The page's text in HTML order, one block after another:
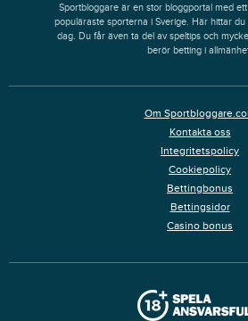
Sportbloggare är en stor bloggportal med
populäraste sporterna i Sverige. Här hittar
dag. Du får även ta del av speltips och
berör betting i
Om
Kontakta oss
Integritetspolicy
Cookiepolicy
Bettingbonus
Bettingsidor
Casino bonus